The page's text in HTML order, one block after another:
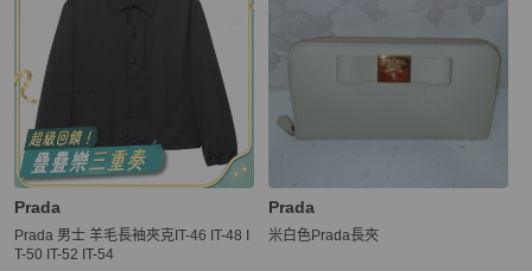
Prada
Prada 男士 羊毛長袖夾克IT-46 IT-48 I
T-50 IT-52 IT-54
Prada
米白色Prada長夾